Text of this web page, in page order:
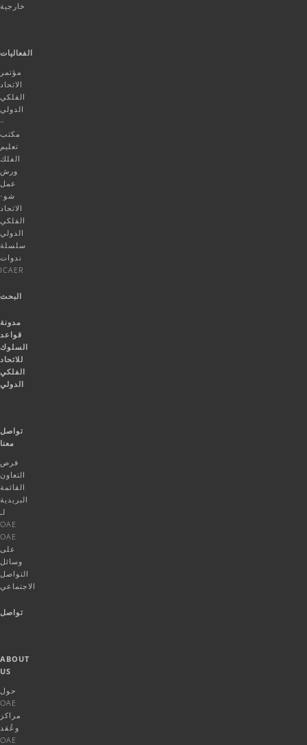
خارجية
الفعاليات
مؤتمر
الاتحاد
الفلكي
الدولي
–
مكتب
تعليم
الفلك
ورش
عمل
شو-
الاتحاد
الفلكي
الدولي
سلسلة
ندوات
ICAER
البحث
مدونة
قواعد
السلوك
للاتحاد
الفلكي
الدولي
تواصل
معنا
فرص
التعاون
القائمة
البريدية
لـ
OAE
OAE
على
وسائل
التواصل
الاجتماعي
تواصل
ABOUT
US
حول
OAE
مراكز
وعُقد
OAE